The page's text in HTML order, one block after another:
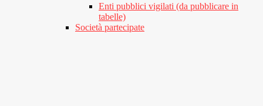
Enti pubblici vigilati (da pubblicare in
tabelle)
Società partecipate